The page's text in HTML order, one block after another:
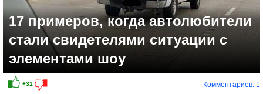
17 примеров, когда автолюбители
стали свидетелями ситуации с
элементами шоу
Комментариев: 1